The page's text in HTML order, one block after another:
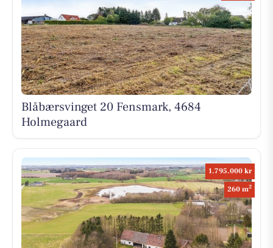
Blåbærsvinget 20 Fensmark, 4684
Holmegaard
1.795.000 kr
260 m2